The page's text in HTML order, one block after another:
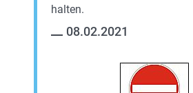
halten.
08.02.2021